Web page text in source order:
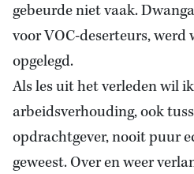
gebeurde niet vaak.
voor VOC-deserteurs, werd
opgelegd.
Als les uit het verleden wil
arbeidsverhouding, ook
opdrachtgever, nooit puur
geweest. Over en weer